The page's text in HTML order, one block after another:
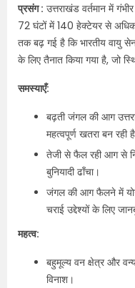
प्रसंग : उत्तराखंड वर्तमान में
72 घंटों में 140 हेक्टेयर से
तक बढ़ गई है कि भारतीय वायु
के लिए तैनात किया गया है, जो
समस्याएँ:
बढ़ती जंगल की आग
महत्वपूर्ण खतरा बन रही
तेजी से फैल रही आग से
बुनियादी ढाँचा।
जंगल की आग फैलने में
चराई उद्देश्यों के लिए
महत्व:
बहुमूल्य वन क्षेत्र और
विनाश।